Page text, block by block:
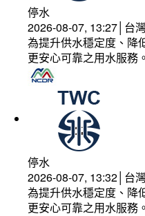
停水
2026-08-07, 13:27│台
為提升供水穩定度、降
更安心可靠之用水服務。
停水
2026-08-07, 13:32│台
為提升供水穩定度、降
更安心可靠之用水服務。